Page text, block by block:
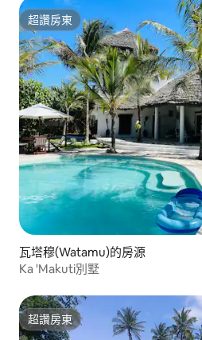
超讚房東
超讚房東
瓦塔穆(Watamu)的房源
Ka 'Makuti別墅
超讚房東
超讚房東